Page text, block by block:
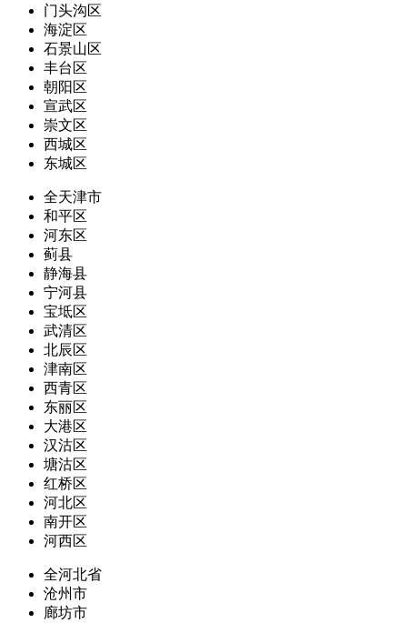
门头沟区
海淀区
石景山区
丰台区
朝阳区
宣武区
崇文区
西城区
东城区
全天津市
和平区
河东区
蓟县
静海县
宁河县
宝坻区
武清区
北辰区
津南区
西青区
东丽区
大港区
汉沽区
塘沽区
红桥区
河北区
南开区
河西区
全河北省
沧州市
廊坊市